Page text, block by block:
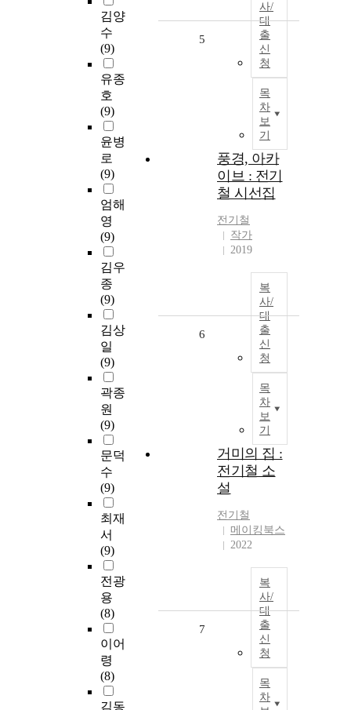
김양
수
(9)
유종
호
(9)
윤병
로
(9)
엄해
영
(9)
김우
종
(9)
김상
일
(9)
곽종
원
(9)
문덕
수
(9)
최재
서
(9)
전광
용
(8)
이어
령
(8)
김동
사/
대
출
신
청
목
차
보
기
5
풍경, 아카
이브 : 전기
철 시선집
전기철
작가
2019
복
사/
대
출
신
청
목
차
보
기
6
거미의 집 :
전기철 소
설
전기철
메이킹북스
2022
복
사/
대
출
신
청
목
차
7